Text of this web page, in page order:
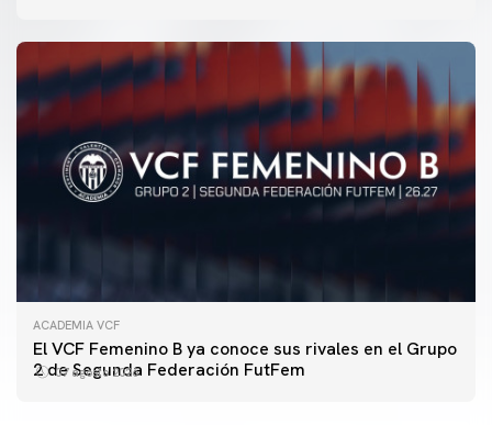
ACADEMIA VCF
El VCF Femenino B ya conoce sus rivales en el Grupo
2 de Segunda Federación FutFem
07 agosto 2026
PRIMER EQUIPO
ENTRENAMIENTO DEL VALENCIA CF 7/8/2026